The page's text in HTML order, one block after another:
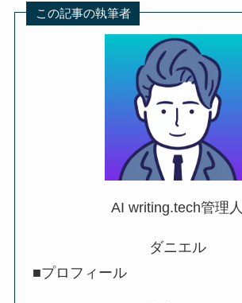
この記事の執筆者
AI writing.tech管理人
ダニエル
■プロフィール